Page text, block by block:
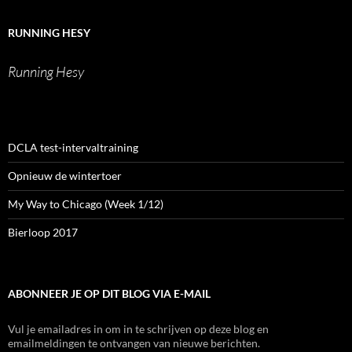
LinkedIn
RUNNING HESY
Running Hesy
DCLA test-intervaltraining
Opnieuw de wintertoer
My Way to Chicago (Week 1/12)
Bierloop 2017
ABONNEER JE OP DIT BLOG VIA E-MAIL
Vul je emailadres in om in te schrijven op deze blog en
emailmeldingen te ontvangen van nieuwe berichten.